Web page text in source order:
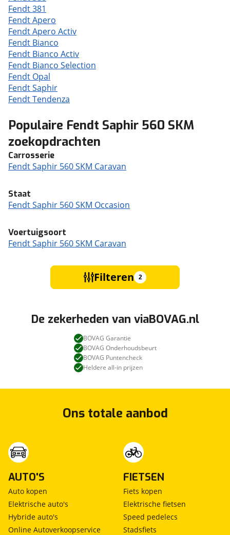
Fendt 381
Fendt Apero
Fendt Apero Activ
Fendt Bianco
Fendt Bianco Activ
Fendt Bianco Selection
Fendt Opal
Fendt Saphir
Fendt Tendenza
Populaire Fendt Saphir 560 SKM
zoekopdrachten
Carrosserie
Fendt Saphir 560 SKM Caravan
Staat
Fendt Saphir 560 SKM Occasion
Voertuigsoort
Fendt Saphir 560 SKM Caravan
Filteren 2
De zekerheden van viaBOVAG.nl
BOVAG Garantie
BOVAG Onderhoudsbeurt
BOVAG Puntencheck
Heldere all-in prijzen
Ons totale aanbod
AUTO'S
Auto kopen
Elektrische auto's
Hybride auto's
Online Autoverkoopservice
FIETSEN
Fiets kopen
Elektrische fietsen
Speed pedelecs
Stadsfiets